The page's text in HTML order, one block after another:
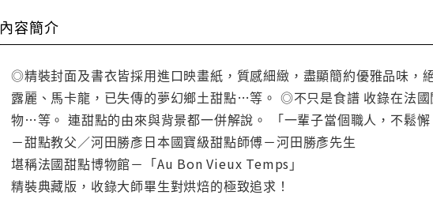
內容簡介
◎精裝封面及書衣皆採用進口映畫紙，質感細緻，盡顯簡約優雅品
露麗、馬卡龍，已失傳的夢幻鄉土甜點…等。 ◎不只是食譜 收錄在法
物…等。 連甜點的由來與背景都一併解說。 「一輩子當個職人，不鬆
－甜點教父／河田勝彥日本國寶級甜點師傅－河田勝彥先生
堪稱法國甜點博物館－「Au Bon Vieux Temps」
精裝典藏版，收錄大師畢生對烘焙的極致追求！